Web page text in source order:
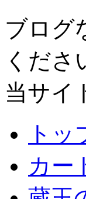
ブログ
くださ
当サイ
トッ
カー